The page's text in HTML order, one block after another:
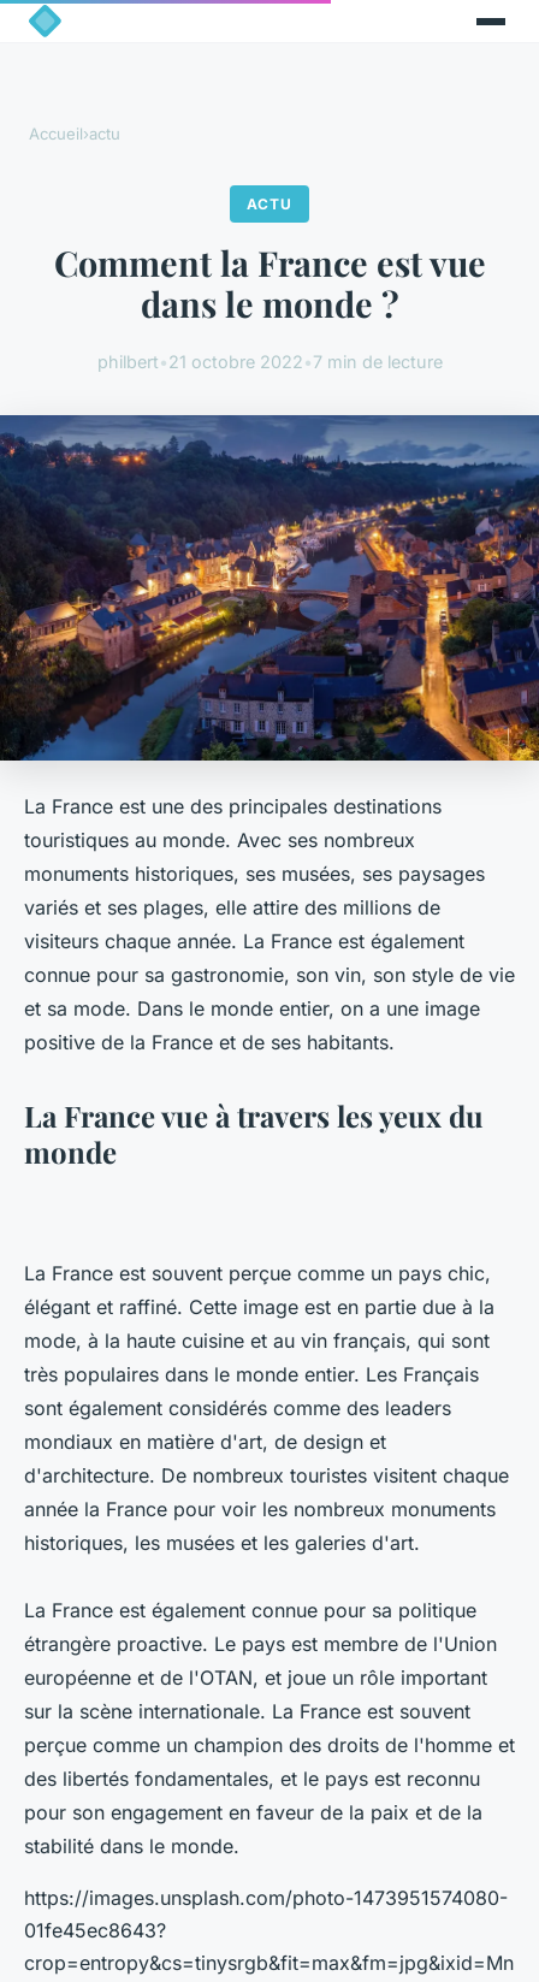
Accueil›actu
ACTU
Comment la France est vue
dans le monde ?
philbert•21 octobre 2022•7 min de lecture
La France est une des principales destinations
touristiques au monde. Avec ses nombreux
monuments historiques, ses musées, ses paysages
variés et ses plages, elle attire des millions de
visiteurs chaque année. La France est également
connue pour sa gastronomie, son vin, son style de vie
et sa mode. Dans le monde entier, on a une image
positive de la France et de ses habitants.
La France vue à travers les yeux du
monde
La France est souvent perçue comme un pays chic,
élégant et raffiné. Cette image est en partie due à la
mode, à la haute cuisine et au vin français, qui sont
très populaires dans le monde entier. Les Français
sont également considérés comme des leaders
mondiaux en matière d'art, de design et
d'architecture. De nombreux touristes visitent chaque
année la France pour voir les nombreux monuments
historiques, les musées et les galeries d'art.
La France est également connue pour sa politique
étrangère proactive. Le pays est membre de l'Union
européenne et de l'OTAN, et joue un rôle important
sur la scène internationale. La France est souvent
perçue comme un champion des droits de l'homme et
des libertés fondamentales, et le pays est reconnu
pour son engagement en faveur de la paix et de la
stabilité dans le monde.
https://images.unsplash.com/photo-1473951574080-
01fe45ec8643?
crop=entropy&cs=tinysrgb&fit=max&fm=jpg&ixid=Mn